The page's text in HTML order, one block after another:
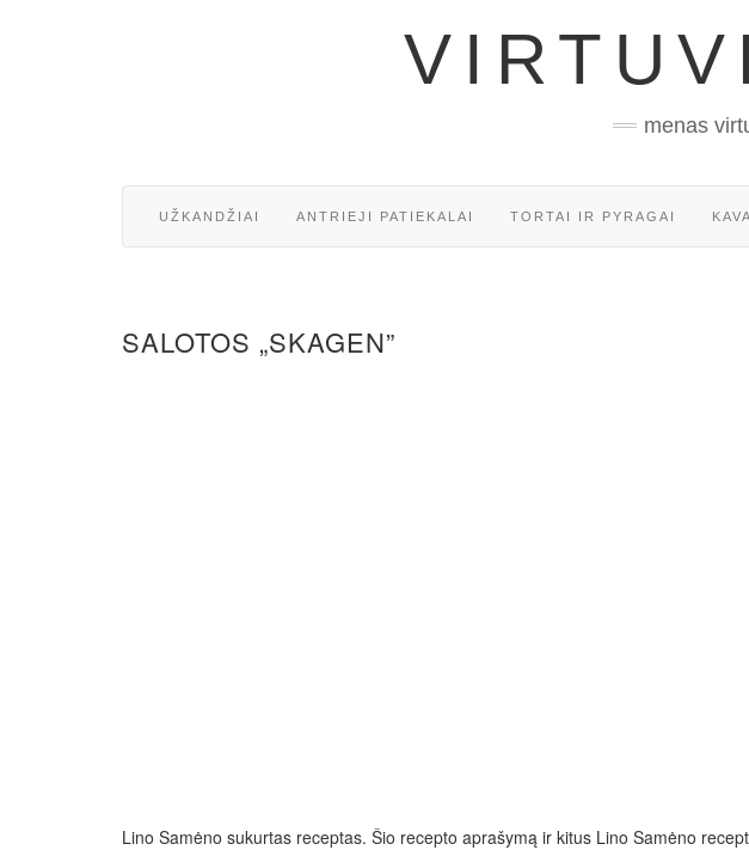
menas
UŽKANDŽIAI ANTRIEJI PATIEKALAI TORTAI IR PYRAGAI KAVA
SALOTOS „SKAGEN”
Lino Samėno sukurtas receptas. Šio recepto aprašymą ir kitus Lino Samėno